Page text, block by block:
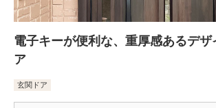
電子キーが便利な、重厚感あるデザ
ア
玄関ドア